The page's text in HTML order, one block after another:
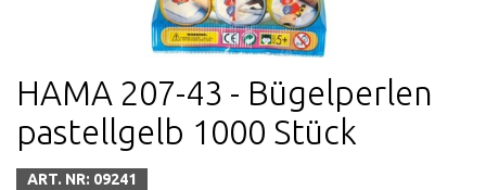
HAMA 207-43 - Bügelperlen
pastellgelb 1000 Stück
ART. NR: 09241